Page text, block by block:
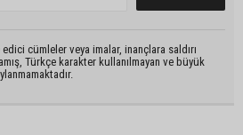
cümleler veya imalar, inançlara saldırı
Türkçe karakter kullanılmayan ve büyük